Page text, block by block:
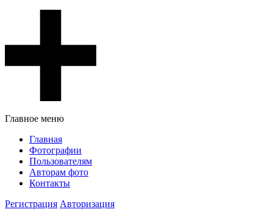
Главное меню
Главная
Фотографии
Пользователям
Авторам фото
Контакты
Регистрация Авторизация